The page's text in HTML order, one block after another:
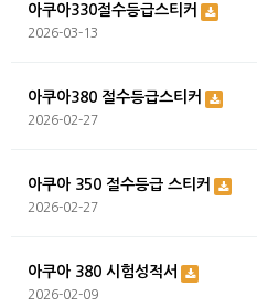
아쿠아330절수등급스티커
2026-03-13
아쿠아380 절수등급스티커
2026-02-27
아쿠아 350 절수등급 스티커
2026-02-27
아쿠아 380 시험성적서
2026-02-09